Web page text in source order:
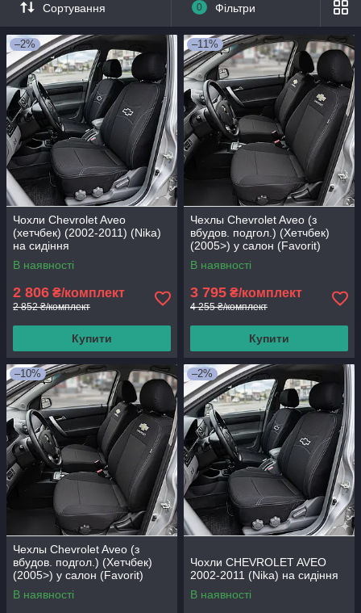
Сортування 0 Фільтри
–2%
Чохли Chevrolet Aveo
(хетчбек) (2002-2011) (Nika)
на сидіння
В наявності
2 806 ₴/комплект
2 852 ₴/комплект
Купити
–11%
Чехлы Chevrolet Aveo (з
вбудов. подгол.) (Хетчбек)
(2005>) у салон (Favorit)
В наявності
3 795 ₴/комплект
4 255 ₴/комплект
Купити
–10%
Чехлы Chevrolet Aveo (з
вбудов. подгол.) (Хетчбек)
(2005>) у салон (Favorit)
В наявності
–2%
Чохли CHEVROLET AVEO
2002-2011 (Nika) на сидіння
В наявності